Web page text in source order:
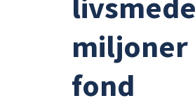
miljoner
fond